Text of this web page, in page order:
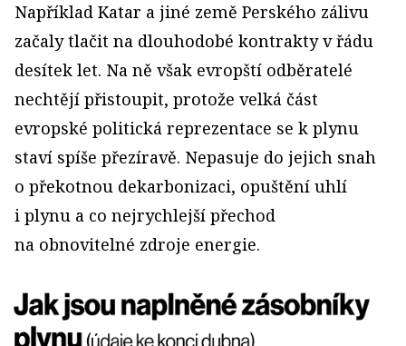
Například Katar a jiné země Perského zálivu
začaly tlačit na dlouhodobé kontrakty v řádu
desítek let. Na ně však evropští odběratelé
nechtějí přistoupit, protože velká část
evropské politická reprezentace se k plynu
staví spíše přezíravě. Nepasuje do jejich snah
o překotnou dekarbonizaci, opuštění uhlí
i plynu a co nejrychlejší přechod
na obnovitelné zdroje energie.